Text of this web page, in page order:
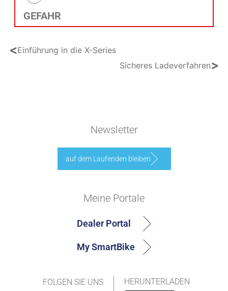
GEFAHR
<Einführung in die X-Series
Sicheres Ladeverfahren>
Newsletter
auf dem Laufenden bleiben
HERUNTERLADEN
Meine Portale
Dealer Portal
My SmartBike
FOLGEN SIE UNS